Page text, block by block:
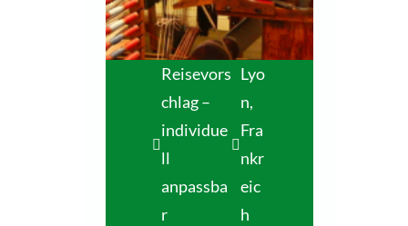
Reisevors
chlag –
individue
ll
anpassba
r
Lyo
n,
Fra
nkr
eic
h